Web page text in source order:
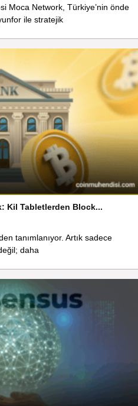
Moca Network, Türkiye’nin önde
ile stratejik
Kil Tabletlerden Block...
tanımlanıyor. Artık sadece
daha